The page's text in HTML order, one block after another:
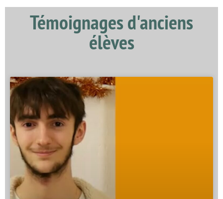
Témoignages d'anciens
élèves